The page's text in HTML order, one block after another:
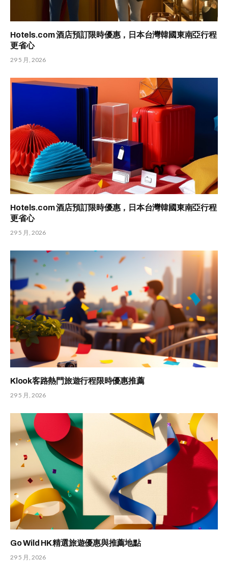
Hotels.com 酒店預訂限時優惠，日本台灣韓國東南亞行程
更省心
29 5 月, 2026
Hotels.com 酒店預訂限時優惠，日本台灣韓國東南亞行程
更省心
29 5 月, 2026
Klook客路熱門旅遊行程限時優惠推薦
29 5 月, 2026
Go Wild HK 精選旅遊優惠與推薦地點
29 5 月, 2026